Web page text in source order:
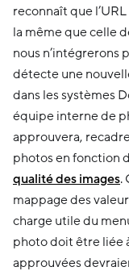
reconnaît que
la même que celle
nous n’intégrerons
détecte une
dans les systèmes
équipe interne de
approuvera,
photos en fonction
qualité des images.
mappage des
charge utile du
photo doit être liée
approuvées